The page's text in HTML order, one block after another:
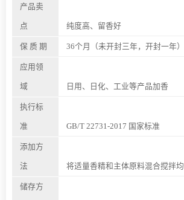
产品卖
点 纯度高、留香好
保 质 期 36个月（未开封三年，开封一年）
应用领
域 日用、日化、工业等产品加香
执行标
准 GB/T 22731-2017 国家标准
添加方
法 将适量香精和主体原料混合搅拌
储存方